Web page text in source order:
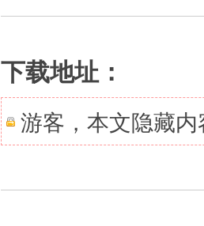
下载地址：
游客，本文隐藏内